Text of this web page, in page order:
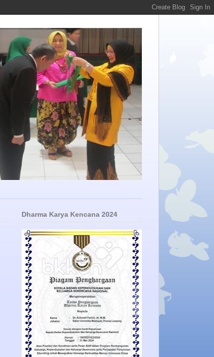
Dharma Karya Kencana 2024